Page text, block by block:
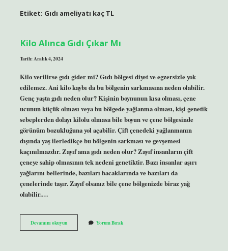
Etiket: Gıdı ameliyatı kaç TL
Kilo Alınca Gıdı Çıkar Mı
Tarih: Aralık 4, 2024
Kilo verilirse gıdı gider mi? Gıdı bölgesi diyet ve egzersizle yok
edilemez. Ani kilo kaybı da bu bölgenin sarkmasına neden olabilir.
Genç yaşta gıdı neden olur? Kişinin boynunun kısa olması, çene
ucunun küçük olması veya bu bölgede yağlanma olması, kişi genetik
sebeplerden dolayı kilolu olmasa bile boyun ve çene bölgesinde
görünüm bozukluğuna yol açabilir. Çift çenedeki yağlanmanın
dışında yaş ilerledikçe bu bölgenin sarkması ve gevşemesi
kaçınılmazdır. Zayıf ama gıdı neden olur? Zayıf insanların çift
çeneye sahip olmasının tek nedeni genetiktir. Bazı insanlar aşırı
yağlarını bellerinde, bazıları bacaklarında ve bazıları da
çenelerinde taşır. Zayıf olsanız bile çene bölgenizde biraz yağ
olabilir.…
Devamını okuyunKilo
Alınca
Yorum Bırak